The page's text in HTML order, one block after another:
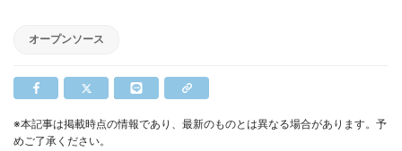
オープンソース
※本記事は掲載時点の情報であり、最新のものとは異なる場合があります。予
めご了承ください。